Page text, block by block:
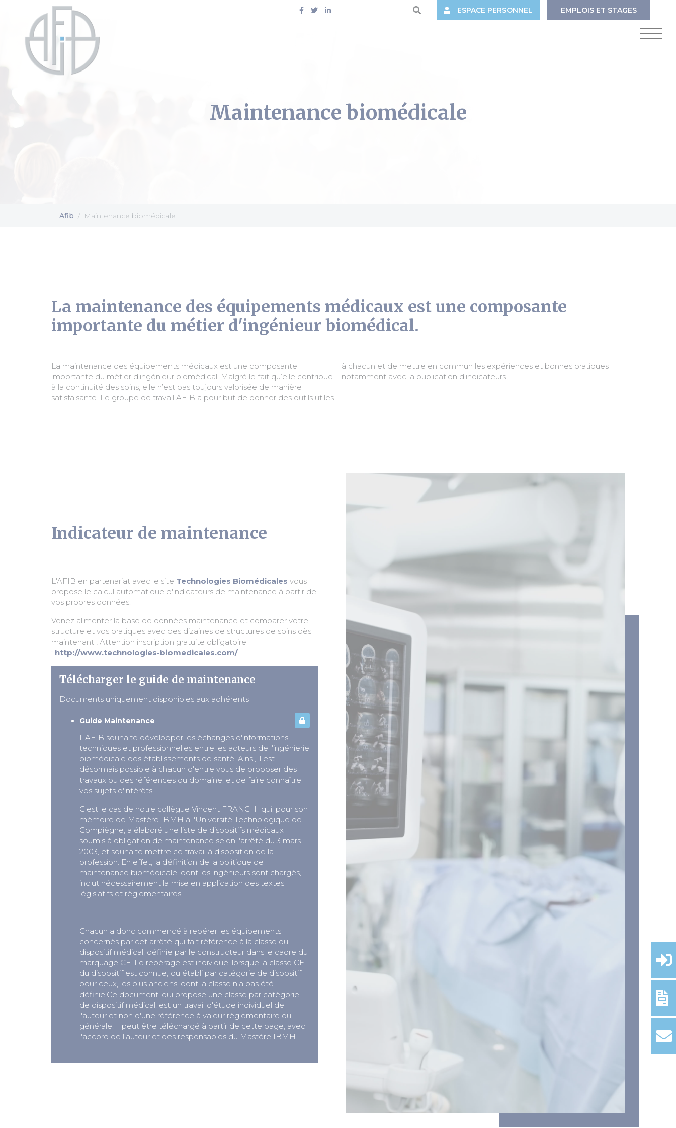
ESPACE PERSONNEL EMPLOIS ET STAGES
Maintenance biomédicale
Afib Maintenance biomédicale
La maintenance des équipements médicaux est une composante
importante du métier d'ingénieur biomédical.
La maintenance des équipements médicaux est une composante
importante du métier d'ingénieur biomédical. Malgré le fait qu’elle contribue
à la continuité des soins, elle n’est pas toujours valorisée de manière
satisfaisante. Le groupe de travail AFIB a pour but de donner des outils utiles
à chacun et de mettre en commun les expériences et bonnes pratiques
notamment avec la publication d’indicateurs.
Indicateur de maintenance
L'AFIB en partenariat avec le site Technologies Biomédicales vous
propose le calcul automatique d'indicateurs de maintenance à partir de
vos propres données.
Venez alimenter la base de données maintenance et comparer votre
structure et vos pratiques avec des dizaines de structures de soins dès
maintenant ! Attention inscription gratuite obligatoire
: http://www.technologies-biomedicales.com/
Télécharger le guide de maintenance
Documents uniquement disponibles aux adhérents
Guide Maintenance
L’AFIB souhaite développer les échanges d'informations
techniques et professionnelles entre les acteurs de l'ingénierie
biomédicale des établissements de santé. Ainsi, il est
désormais possible à chacun d'entre vous de proposer des
travaux ou des références du domaine, et de faire connaître
vos sujets d'intérêts.
C'est le cas de notre collègue Vincent FRANCHI qui, pour son
mémoire de Mastère IBMH à l'Université Technologique de
Compiègne, a élaboré une liste de dispositifs médicaux
soumis à obligation de maintenance selon l'arrêté du 3 mars
2003, et souhaite mettre ce travail à disposition de la
profession. En effet, la définition de la politique de
maintenance biomédicale, dont les ingénieurs sont chargés,
inclut nécessairement la mise en application des textes
législatifs et réglementaires.
Chacun a donc commencé à repérer les équipements
concernés par cet arrêté qui fait référence à la classe du
dispositif médical, définie par le constructeur dans le cadre du
marquage CE. Le repérage est individuel lorsque la classe CE
du dispositif est connue, ou établi par catégorie de dispositif
pour ceux, les plus anciens, dont la classe n'a pas été
définie.Ce document, qui propose une classe par catégorie
de dispositif médical, est un travail d'étude individuel de
l'auteur et non d'une référence à valeur réglementaire ou
générale. Il peut être téléchargé à partir de cette page, avec
l'accord de l'auteur et des responsables du Mastère IBMH.
Cookies management panel